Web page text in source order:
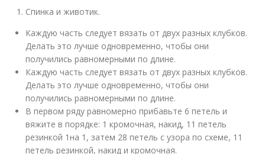
Спинка и животик.
Каждую часть следует вязать от двух разных клубков.
Делать это лучше одновременно, чтобы они
получились равномерными по длине.
Каждую часть следует вязать от двух разных клубков.
Делать это лучше одновременно, чтобы они
получились равномерными по длине.
В первом ряду равномерно прибавьте 6 петель и
вяжите в порядке: 1 кромочная, накид, 11 петель
резинкой 1на 1, затем 28 петель с узора по схеме, 11
петель резинкой, накид и кромочная.